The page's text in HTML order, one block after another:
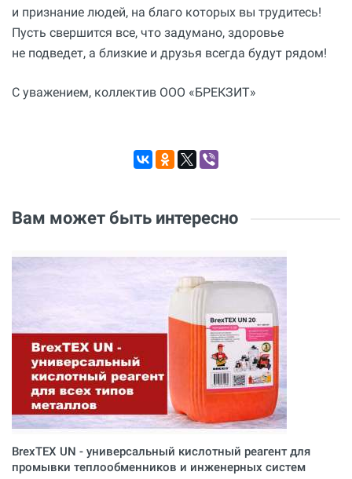
и признание людей, на благо которых вы трудитесь!
Пусть свершится все, что задумано, здоровье
не подведет, а близкие и друзья всегда будут рядом!
С уважением, коллектив ООО «БРЕКЗИТ»
Вам может быть интересно
BrexTEX UN - универсальный кислотный реагент для
промывки теплообменников и инженерных систем